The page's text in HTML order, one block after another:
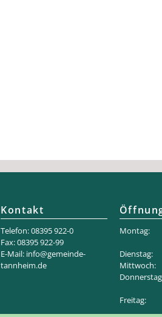
Kontakt
Telefon: 08395 922-0
Fax: 08395 922-99
E-Mail: info@gemeinde-
tannheim.de
Montag:
Dienstag:
Mittwoch:
Freitag: